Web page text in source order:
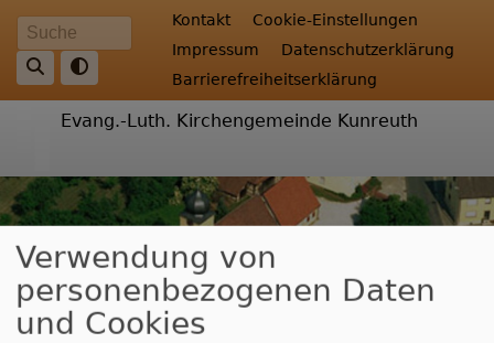
Direkt
zum
Inhalt
Suche Fußbereichsmenü
Kontakt
Cookie-Einstellungen
Impressum
Datenschutzerklärung
Barrierefreiheitserklärung
Evang.-Luth. Kirchengemeinde Kunreuth
Verwendung von
personenbezogenen Daten
und Cookies